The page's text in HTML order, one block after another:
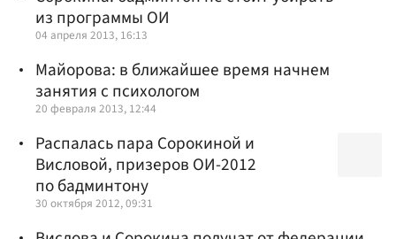
из программы ОИ
04 апреля 2013, 16:13
Майорова: в ближайшее время начнем
занятия с психологом
20 февраля 2013, 12:44
Распалась пара Сорокиной и
Висловой, призеров ОИ-2012
по бадминтону
30 октября 2012, 09:31